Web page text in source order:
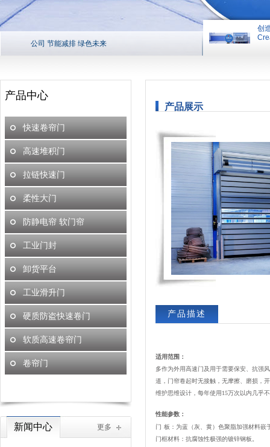
公司 节能减排 绿色未来 创造平台
创
产品中心
快速卷帘门
高速堆积门
拉链快速门
柔性大门
防静电帘 软门帘
工业门封
卸货平台
工业滑升门
硬质防盗快速卷门
软质高速卷帘门
卷帘门
新闻中心 更多
产品展示
产品描述
适用范围：
多作为外用高速门及用于需要保安、抗强
道，门帘卷起时无接触，无摩擦、磨损，
维护思维设计，每年使用15万次以内几乎
性能参数：
门 板：为蓝（灰、黄）色聚脂加强材料嵌
门框材料：抗腐蚀性极强的镀锌钢板。